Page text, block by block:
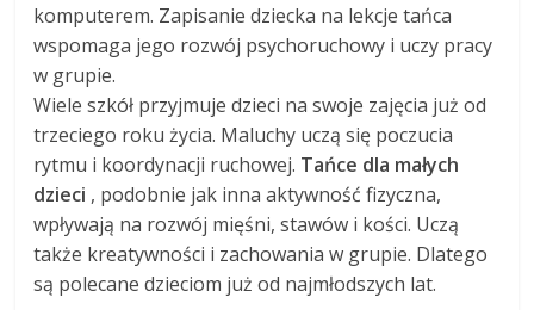
komputerem. Zapisanie dziecka na lekcje tańca
wspomaga jego rozwój psychoruchowy i uczy pracy
w grupie.
Wiele szkół przyjmuje dzieci na swoje zajęcia już od
trzeciego roku życia. Maluchy uczą się poczucia
rytmu i koordynacji ruchowej. Tańce dla małych
dzieci , podobnie jak inna aktywność fizyczna,
wpływają na rozwój mięśni, stawów i kości. Uczą
także kreatywności i zachowania w grupie. Dlatego
są polecane dzieciom już od najmłodszych lat.